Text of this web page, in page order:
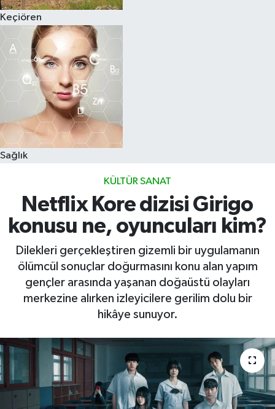
Keçiören
Sağlık
KÜLTÜR SANAT
Netflix Kore dizisi Girigo
konusu ne, oyuncuları kim?
Dilekleri gerçekleştiren gizemli bir uygulamanın
ölümcül sonuçlar doğurmasını konu alan yapım
gençler arasında yaşanan doğaüstü olayları
merkezine alırken izleyicilere gerilim dolu bir
hikâye sunuyor.